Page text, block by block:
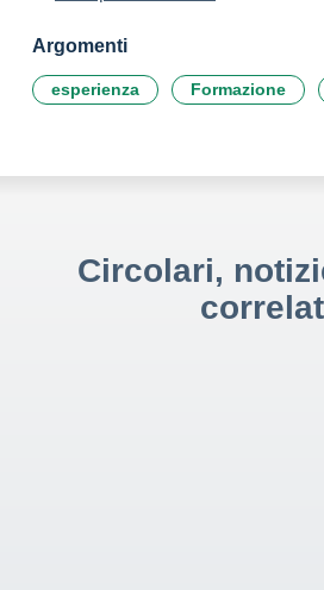
Argomenti
esperienza Formazione
Circolari,